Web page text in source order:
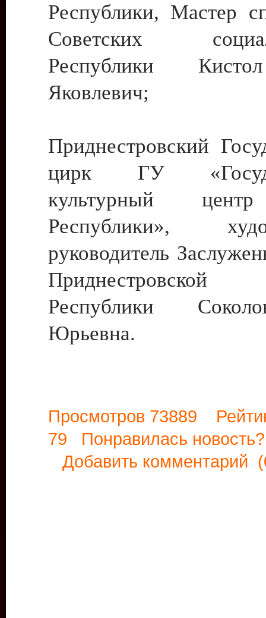
Республики, Мастер
Советских
Республики
Яковлевич;
Приднестровский
цирк ГУ
культурный
Республики»,
руководитель
Приднестровской
Республики
Юрьевна.
Просмотров 73889
79 Понравилась
Добавить комментарий